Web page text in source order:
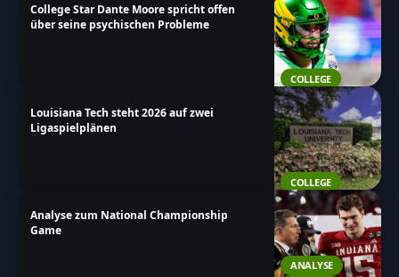
COLLEGE
College Star Dante Moore spricht offen
über seine psychischen Probleme
COLLEGE
Louisiana Tech steht 2026 auf zwei
Ligaspielplänen
ANALYSE
Analyse zum National Championship
Game